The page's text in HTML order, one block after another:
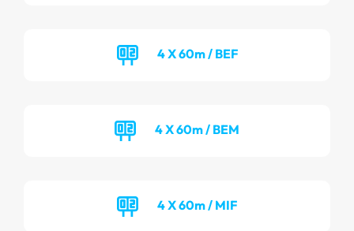
4 X 60m / BEF
4 X 60m / BEM
4 X 60m / MIF